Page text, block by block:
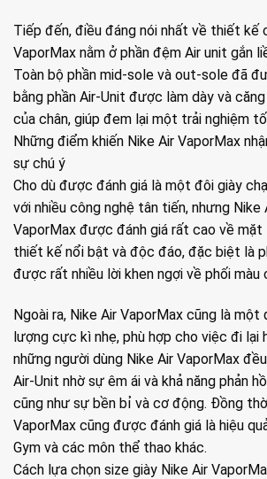
Tiếp đến, điều đáng nói nhất về thiết kế
VaporMax nằm ở phần đệm Air unit gắn
Toàn bộ phần mid-sole và out-sole đã
bằng phần Air-Unit được làm dày và
của chân, giúp đem lại một trải nghiệm
Những điểm khiến Nike Air VaporMax
sự chú ý
Cho dù được đánh giá là một đôi giày
với nhiều công nghệ tân tiến, nhưng Nike
VaporMax được đánh giá rất cao về
thiết kế nổi bật và độc đáo, đặc biệt là
được rất nhiều lời khen ngợi về phối màu
Ngoài ra, Nike Air VaporMax cũng là
lượng cực kì nhẹ, phù hợp cho việc đi lại
những người dùng Nike Air VaporMax
Air-Unit nhờ sự êm ái và khả năng phản
cũng như sự bền bỉ và cơ động. Đồng
VaporMax cũng được đánh giá là hiệu
Gym và các môn thể thao khác.
Cách lựa chọn size giày Nike Air